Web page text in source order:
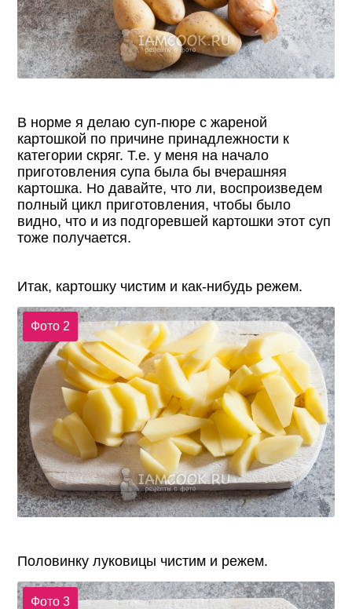
В норме я делаю суп-пюре с жареной
картошкой по причине принадлежности к
категории скряг. Т.е. у меня на начало
приготовления супа была бы вчерашняя
картошка. Но давайте, что ли, воспроизведем
полный цикл приготовления, чтобы было
видно, что и из подгоревшей картошки этот суп
тоже получается.
Итак, картошку чистим и как-нибудь режем.
Фото 2
Половинку луковицы чистим и режем.
Фото 3